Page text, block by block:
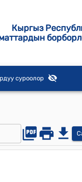
Кыргыз
суроолор